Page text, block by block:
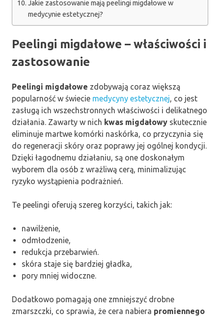
Jakie zastosowanie mają peelingi migdałowe w
medycynie estetycznej?
Peelingi migdałowe – właściwości i
zastosowanie
Peelingi migdałowe zdobywają coraz większą
popularność w świecie medycyny estetycznej, co jest
zasługą ich wszechstronnych właściwości i delikatnego
działania. Zawarty w nich kwas migdałowy skutecznie
eliminuje martwe komórki naskórka, co przyczynia się
do regeneracji skóry oraz poprawy jej ogólnej kondycji.
Dzięki łagodnemu działaniu, są one doskonałym
wyborem dla osób z wrażliwą cerą, minimalizując
ryzyko wystąpienia podrażnień.
Te peelingi oferują szereg korzyści, takich jak:
nawilżenie,
odmłodzenie,
redukcja przebarwień.
skóra staje się bardziej gładka,
pory mniej widoczne.
Dodatkowo pomagają one zmniejszyć drobne
zmarszczki, co sprawia, że cera nabiera promiennego